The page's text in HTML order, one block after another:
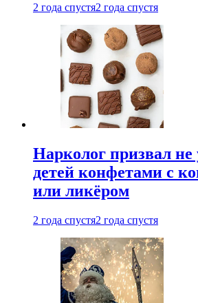
2 года спустя2 года спустя
Нарколог призвал не
детей конфетами с
или ликёром
2 года спустя2 года спустя